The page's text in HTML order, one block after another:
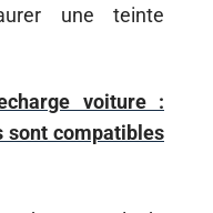
une teinte
voiture :
sont compatibles